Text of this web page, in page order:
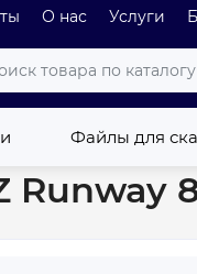
О нас Услуги
Файлы для
Душевой канал